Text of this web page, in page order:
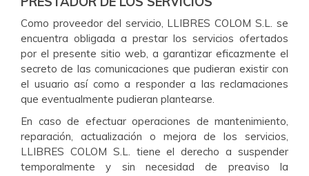
Como proveedor del servicio, LLIBRES COLOM S.L. se
encuentra obligada a prestar los servicios ofertados
por el presente sitio web, a garantizar eficazmente el
secreto de las comunicaciones que pudieran existir con
el usuario así como a responder a las reclamaciones
que eventualmente pudieran plantearse.
En caso de efectuar operaciones de mantenimiento,
reparación, actualización o mejora de los servicios,
LLIBRES COLOM S.L. tiene el derecho a suspender
temporalmente y sin necesidad de preaviso la